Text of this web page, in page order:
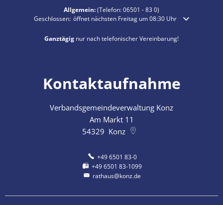
Allgemein:(Telefon:06501 - 83 0)
Klicken, um weitere Öffnungs- oder Schließzeiten auszublenden
Geschlossen: öffnet nächsten Freitag um 08:30 Uhr
Ganztägig nur nach telefonischer Vereinbarung!
Kontaktaufnahme
Verbandsgemeindeverwaltung Konz
Am Markt 11
54329 Konz
+49 6501 83-0
+49 6501 83-1099
rathaus@konz.de